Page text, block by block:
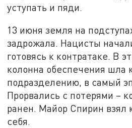
уступать и пяди.
13 июня земля на
задрожала. Нацисты
готовясь к контратаке. В
колонна обеспечения шла
подразделению, в самый
Прорвались с потерями –
ранен. Майор Спирин взял
себя.